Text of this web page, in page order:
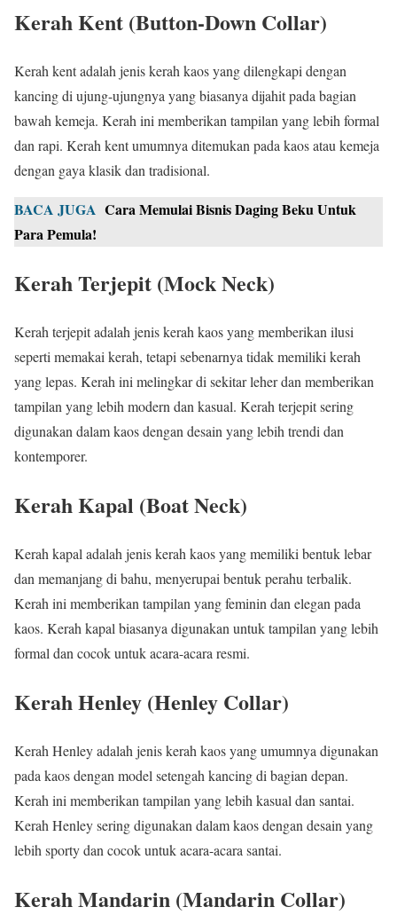
Kerah Kent (Button-Down Collar)
Kerah kent adalah jenis kerah kaos yang dilengkapi dengan
kancing di ujung-ujungnya yang biasanya dijahit pada bagian
bawah kemeja. Kerah ini memberikan tampilan yang lebih formal
dan rapi. Kerah kent umumnya ditemukan pada kaos atau kemeja
dengan gaya klasik dan tradisional.
BACA JUGA Cara Memulai Bisnis Daging Beku Untuk
Para Pemula!
Kerah Terjepit (Mock Neck)
Kerah terjepit adalah jenis kerah kaos yang memberikan ilusi
seperti memakai kerah, tetapi sebenarnya tidak memiliki kerah
yang lepas. Kerah ini melingkar di sekitar leher dan memberikan
tampilan yang lebih modern dan kasual. Kerah terjepit sering
digunakan dalam kaos dengan desain yang lebih trendi dan
kontemporer.
Kerah Kapal (Boat Neck)
Kerah kapal adalah jenis kerah kaos yang memiliki bentuk lebar
dan memanjang di bahu, menyerupai bentuk perahu terbalik.
Kerah ini memberikan tampilan yang feminin dan elegan pada
kaos. Kerah kapal biasanya digunakan untuk tampilan yang lebih
formal dan cocok untuk acara-acara resmi.
Kerah Henley (Henley Collar)
Kerah Henley adalah jenis kerah kaos yang umumnya digunakan
pada kaos dengan model setengah kancing di bagian depan.
Kerah ini memberikan tampilan yang lebih kasual dan santai.
Kerah Henley sering digunakan dalam kaos dengan desain yang
lebih sporty dan cocok untuk acara-acara santai.
Kerah Mandarin (Mandarin Collar)